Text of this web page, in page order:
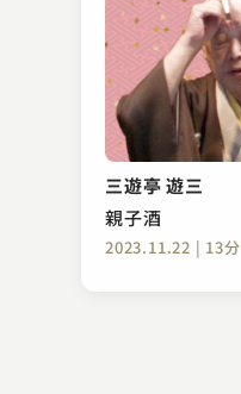
三遊亭 遊三
親子酒
2023.11.22 | 13分
むかし家 今松
てれすこ
2023.08.03 | 16分